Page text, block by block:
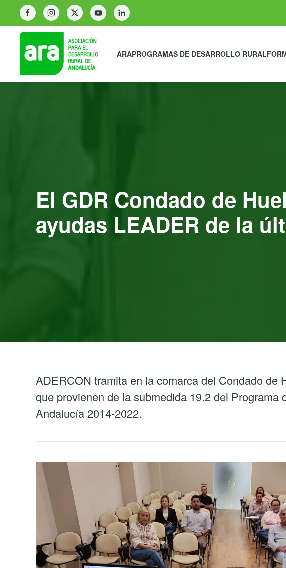
ARAPROGRAMAS DE DESARROLLO RURAL
El GDR Condado de
ayudas LEADER de la
ADERCON tramita en la comarca del Condado de
que provienen de la submedida 19.2 del Programa
Andalucía 2014-2022.